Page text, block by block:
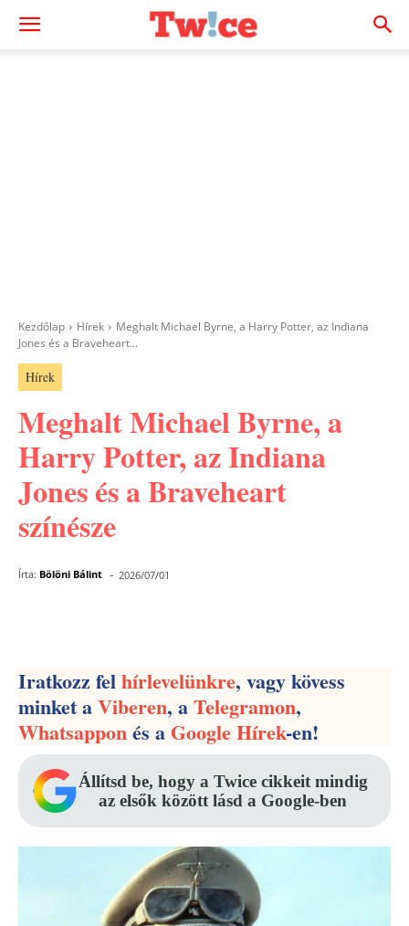
Kezdőlap Hírek
Meghalt Michael Byrne, a Harry Potter, az Indiana
Jones és a Braveheart...
Hírek
Meghalt Michael Byrne, a
Harry Potter, az Indiana
Jones és a Braveheart
színésze
Írta: Bölöni Bálint - 2026/07/01
Iratkozz felhírlevelünkre, vagy kövess
minket aViberen, aTelegramon,
Whatsapponés aGoogle Hírek-en!
Állítsd be, hogy a Twice cikkeit mindig
az elsők között lásd a Google-ben